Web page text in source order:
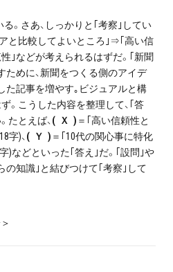
る。さあ、しっかりと｢考察｣してい
と比較してよいところ｣⇒｢高い信
｣などが考えられるはずだ。｢新聞
ために、新聞をつくる側のアイデ
た記事を増やす｡ビジュアルと構
。こうした内容を整理して、｢答
たとえば、 ( Ｘ ) ＝｢高い信頼性と
字)、 ( Ｙ ) ＝｢10代の関心事に特化
)などといった｢答え｣だ。｢設問｣や
の知識｣と結びつけて｢考察｣して